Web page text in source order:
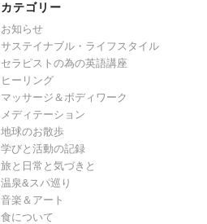
カテゴリー
お知らせ
サステイナブル・ライフスタイル
セラピストの為の英語講座
ヒーリング
マッサージ＆ボディワーク
メディテーション
地球のお散歩
学びと活動の記録
旅と日常と気づきと
温泉&スパ巡り
音楽＆アート
食について